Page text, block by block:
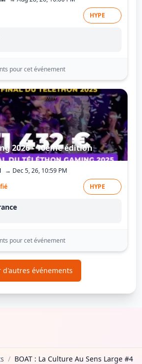
HYPE
pour cet événement
2026 - 10ème édition
→ Dec 5, 26, 10:59 PM
HYPE
pour cet événement
d'autres événements
/ BOAT : La Culture Au Sens Large #4